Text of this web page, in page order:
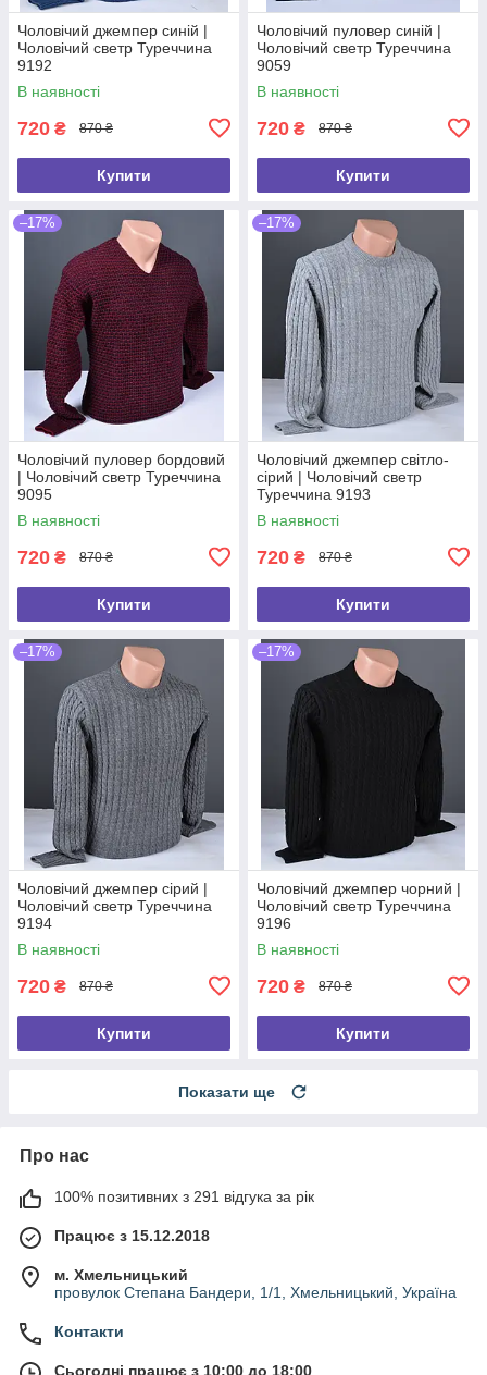
Чоловічий джемпер синій |
Чоловічий светр Туреччина
9192
В наявності
720 ₴ 870 ₴
Купити
Чоловічий пуловер синій |
Чоловічий светр Туреччина
9059
В наявності
720 ₴ 870 ₴
Купити
–17%
Чоловічий пуловер бордовий
| Чоловічий светр Туреччина
9095
В наявності
720 ₴ 870 ₴
Купити
–17%
Чоловічий джемпер світло-
сірий | Чоловічий светр
Туреччина 9193
В наявності
720 ₴ 870 ₴
Купити
–17%
Чоловічий джемпер сірий |
Чоловічий светр Туреччина
9194
В наявності
720 ₴ 870 ₴
Купити
–17%
Чоловічий джемпер чорний |
Чоловічий светр Туреччина
9196
В наявності
720 ₴ 870 ₴
Купити
Показати ще
Про нас
100% позитивних з 291 відгука за рік
Працює з 15.12.2018
м. Хмельницький
провулок Степана Бандери, 1/1, Хмельницький, Україна
Контакти
Сьогодні працює з 10:00 до 18:00